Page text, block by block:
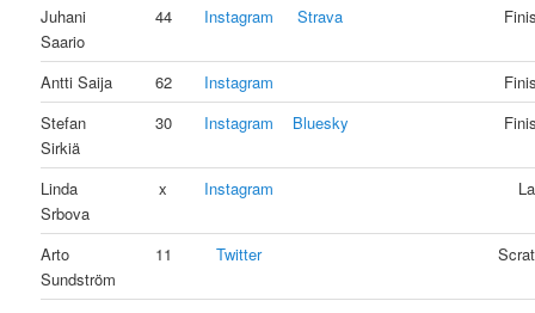
Juhani
Saario
44 Instagram Strava
Antti Saija 62 Instagram
Stefan
Sirkiä
30 Instagram Bluesky
Linda
Srbova
x Instagram
Arto
Sundström
11 Twitter